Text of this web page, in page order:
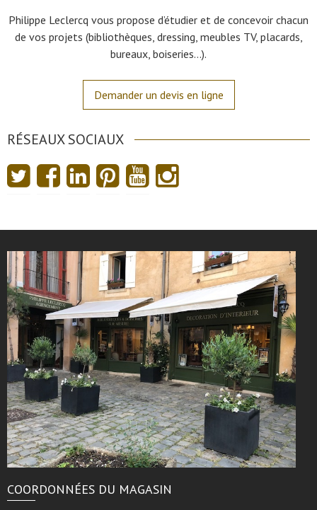
Philippe Leclercq vous propose d’étudier et de concevoir chacun
de vos projets (bibliothèques, dressing, meubles TV, placards,
bureaux, boiseries…).
Demander un devis en ligne
RÉSEAUX SOCIAUX
COORDONNÉES DU MAGASIN